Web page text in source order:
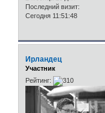
Последний визит:
Сегодня 11:51:48
Ирландец
Участник
Рейтинг: